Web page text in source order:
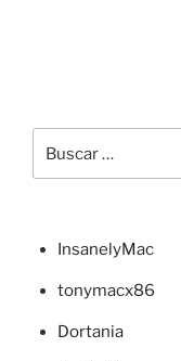
por:
InsanelyMac
tonymacx86
Dortania